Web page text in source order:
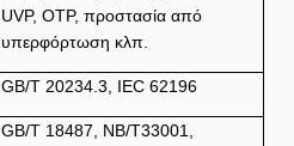
UVP, OTP, προστασία από
υπερφόρτωση κλπ.
GB/T 20234.3, IEC 62196
GB/T 18487, NB/T33001,